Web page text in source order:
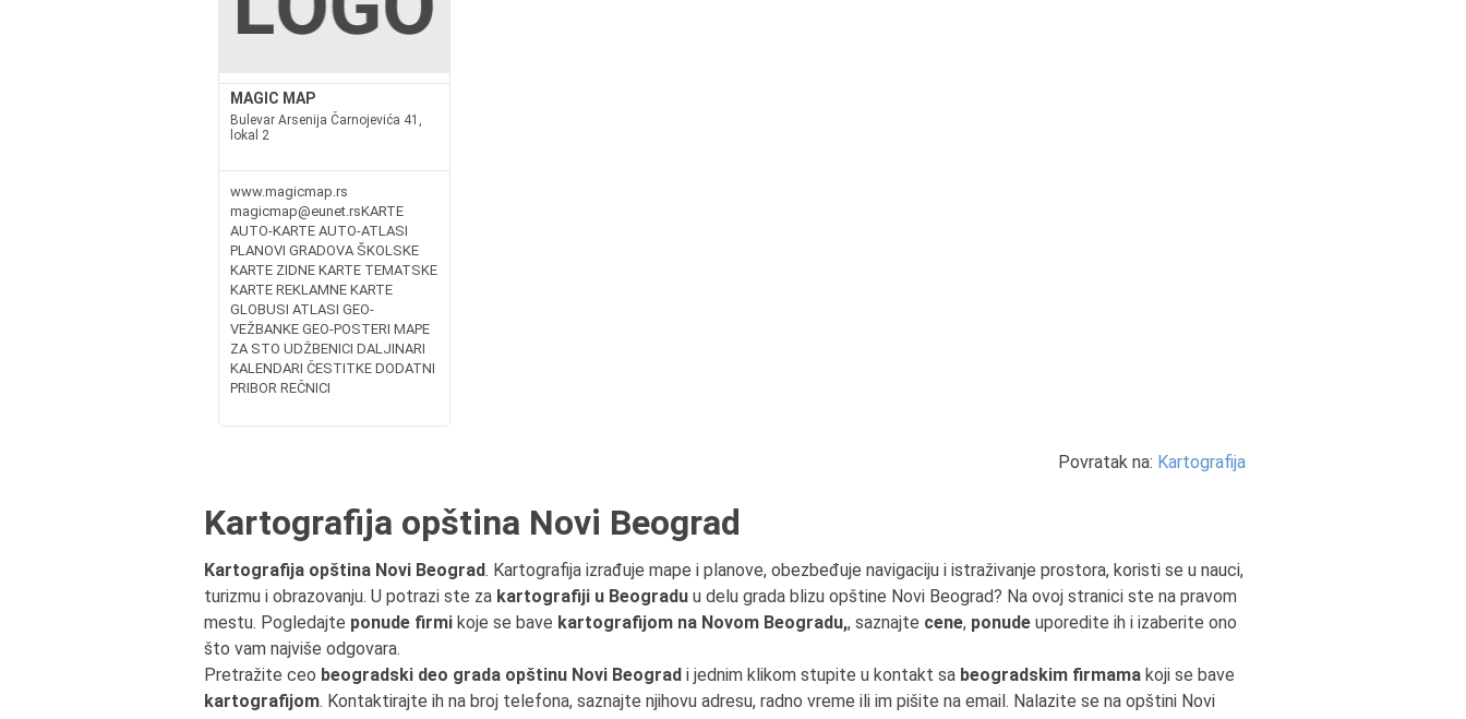
MAGIC MAP
Bulevar Arsenija Čarnojevića 41,
lokal 2
www.magicmap.rs
magicmap@eunet.rsKARTE
AUTO-KARTE AUTO-ATLASI
PLANOVI GRADOVA ŠKOLSKE
KARTE ZIDNE KARTE TEMATSKE
KARTE REKLAMNE KARTE
GLOBUSI ATLASI GEO-
VEŽBANKE GEO-POSTERI MAPE
ZA STO UDŽBENICI DALJINARI
KALENDARI ČESTITKE DODATNI
PRIBOR REČNICI
Povratak na: Kartografija
Kartografija opština Novi Beograd
Kartografija opština Novi Beograd. Kartografija izrađuje mape i planove, obezbeđuje navigaciju i istraživanje prostora, koristi se u nauci,
turizmu i obrazovanju. U potrazi ste za kartografiji u Beogradu u delu grada blizu opštine Novi Beograd? Na ovoj stranici ste na pravom
mestu. Pogledajte ponude firmi koje se bave kartografijom na Novom Beogradu,, saznajte cene, ponude uporedite ih i izaberite ono
što vam najviše odgovara.
Pretražite ceo beogradski deo grada opštinu Novi Beograd i jednim klikom stupite u kontakt sa beogradskim firmama koji se bave
kartografijom. Kontaktirajte ih na broj telefona, saznajte njihovu adresu, radno vreme ili im pišite na email. Nalazite se na opštini Novi